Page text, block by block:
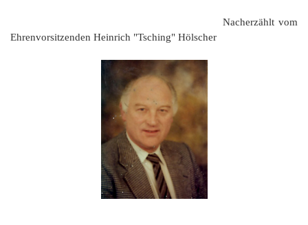
Nacherzählt vom
Ehrenvorsitzenden Heinrich "Tsching" Hölscher